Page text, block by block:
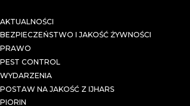
AKTUALNOŚCI
BEZPIECZEŃSTWO I JAKOŚĆ ŻYWNOŚCI
PRAWO
PEST CONTROL
WYDARZENIA
POSTAW NA JAKOŚĆ Z IJHARS
PIORIN